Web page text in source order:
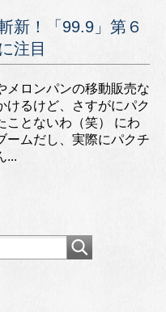
新！「99.9」第６
注目
メロンパンの移動販売な
けるけど、さすがにパク
ことないわ（笑） にわ
ームだし、実際にパクチ
...